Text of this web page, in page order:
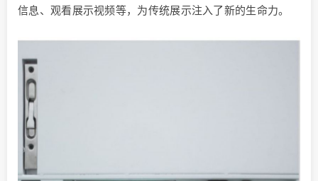
信息、观看展示视频等，为传统展示注入了新的生命力。